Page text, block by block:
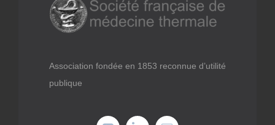
Médiathèque
Formations
Offres professionnelles
Association fondée en 1853 reconnue d’utilité
publique